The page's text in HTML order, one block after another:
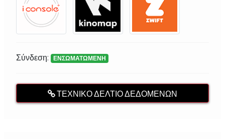
Σύνδεση: ΕΝΣΩΜΑΤΩΜΕΝΗ
ΤΕΧΝΙΚΌ ΔΕΛΤΊΟ ΔΕΔΟΜΈΝΩΝ